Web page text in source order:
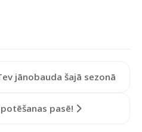
jānobauda šajā sezonā
pasē!